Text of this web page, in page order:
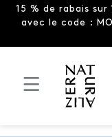
15 % de rabais sur
avec le code :